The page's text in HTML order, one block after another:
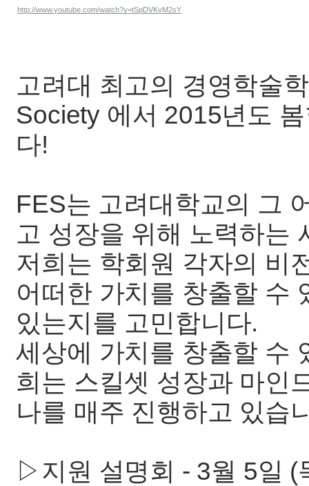
http://www.youtube.com/watch?v=tSpDVKvM2sY
고려대 최고의 경영학술
Society 에서 2015년도
다!
FES는 고려대학교의 그
고 성장을 위해 노력하는
저희는 학회원 각자의 비
어떠한 가치를 창출할 수
있는지를 고민합니다.
세상에 가치를 창출할 수
희는 스킬셋 성장과 마인
나를 매주 진행하고 있습
▷지원 설명회 - 3월 5일 (